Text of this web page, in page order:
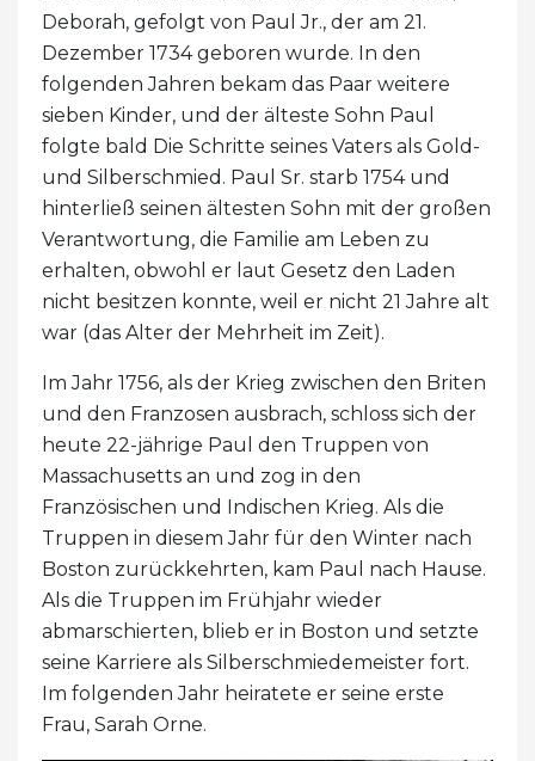
Deborah, gefolgt von Paul Jr., der am 21.
Dezember 1734 geboren wurde. In den
folgenden Jahren bekam das Paar weitere
sieben Kinder, und der älteste Sohn Paul
folgte bald Die Schritte seines Vaters als Gold-
und Silberschmied. Paul Sr. starb 1754 und
hinterließ seinen ältesten Sohn mit der großen
Verantwortung, die Familie am Leben zu
erhalten, obwohl er laut Gesetz den Laden
nicht besitzen konnte, weil er nicht 21 Jahre alt
war (das Alter der Mehrheit im Zeit).
Im Jahr 1756, als der Krieg zwischen den Briten
und den Franzosen ausbrach, schloss sich der
heute 22-jährige Paul den Truppen von
Massachusetts an und zog in den
Französischen und Indischen Krieg. Als die
Truppen in diesem Jahr für den Winter nach
Boston zurückkehrten, kam Paul nach Hause.
Als die Truppen im Frühjahr wieder
abmarschierten, blieb er in Boston und setzte
seine Karriere als Silberschmiedemeister fort.
Im folgenden Jahr heiratete er seine erste
Frau, Sarah Orne.